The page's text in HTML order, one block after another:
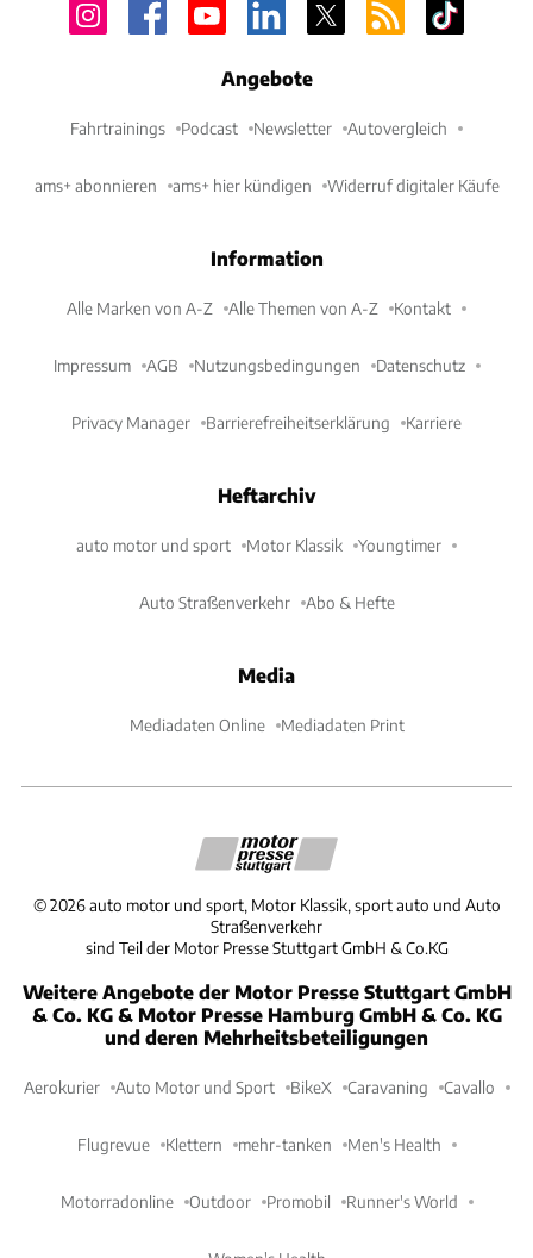
Angebote
Fahrtrainings Podcast Newsletter Autovergleich
ams+ abonnieren ams+ hier kündigen Widerruf digitaler Käufe
Information
Alle Marken von A-Z Alle Themen von A-Z Kontakt
Impressum AGB Nutzungsbedingungen Datenschutz
Privacy Manager Barrierefreiheitserklärung Karriere
Heftarchiv
auto motor und sport Motor Klassik Youngtimer
Auto Straßenverkehr Abo & Hefte
Media
Mediadaten Online Mediadaten Print
©2026 auto motor und sport, Motor Klassik, sport auto und Auto
Straßenverkehr
sind Teil der Motor Presse Stuttgart GmbH & Co.KG
Weitere Angebote der Motor Presse Stuttgart GmbH
& Co. KG & Motor Presse Hamburg GmbH & Co. KG
und deren Mehrheitsbeteiligungen
Aerokurier Auto Motor und Sport BikeX Caravaning Cavallo
Flugrevue Klettern mehr-tanken Men's Health
Motorradonline Outdoor Promobil Runner's World